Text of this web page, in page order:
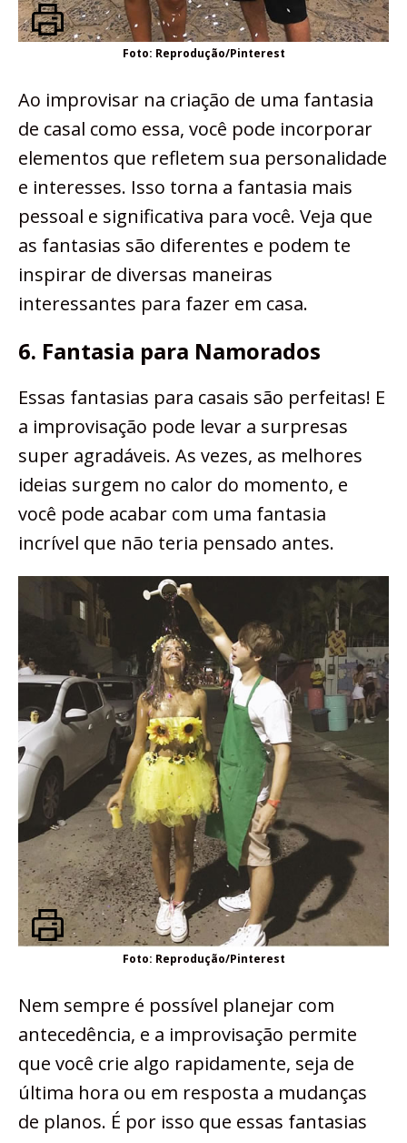
Foto: Reprodução/Pinterest
Ao improvisar na criação de uma fantasia
de casal como essa, você pode incorporar
elementos que refletem sua personalidade
e interesses. Isso torna a fantasia mais
pessoal e significativa para você. Veja que
as fantasias são diferentes e podem te
inspirar de diversas maneiras
interessantes para fazer em casa.
6. Fantasia para Namorados
Essas fantasias para casais são perfeitas! E
a improvisação pode levar a surpresas
super agradáveis. As vezes, as melhores
ideias surgem no calor do momento, e
você pode acabar com uma fantasia
incrível que não teria pensado antes.
Foto: Reprodução/Pinterest
Nem sempre é possível planejar com
antecedência, e a improvisação permite
que você crie algo rapidamente, seja de
última hora ou em resposta a mudanças
de planos. É por isso que essas fantasias